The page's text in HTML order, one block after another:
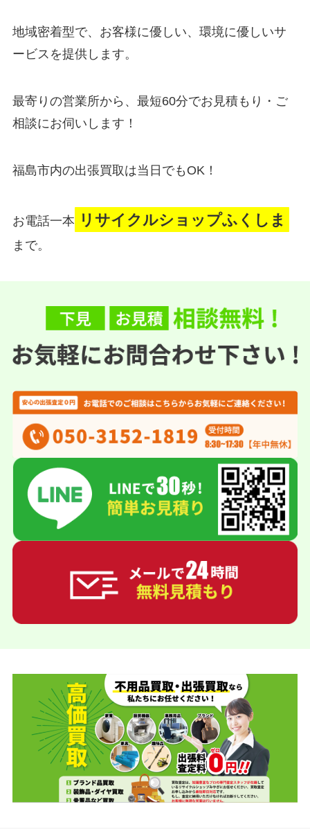
地域密着型で、お客様に優しい、環境に優しいサ
ービスを提供します。
最寄りの営業所から、最短60分でお見積もり・ご
相談にお伺いします！
福島市内の出張買取は当日でもOK！
お電話一本 リサイクルショップふくしま
まで。